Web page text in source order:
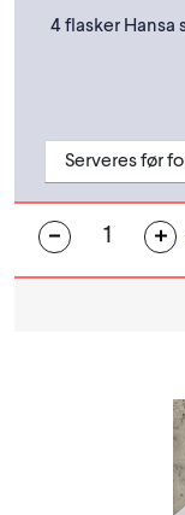
4 flasker Hansa